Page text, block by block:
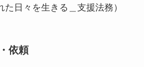
た日々を生きる＿支援法務）
依頼